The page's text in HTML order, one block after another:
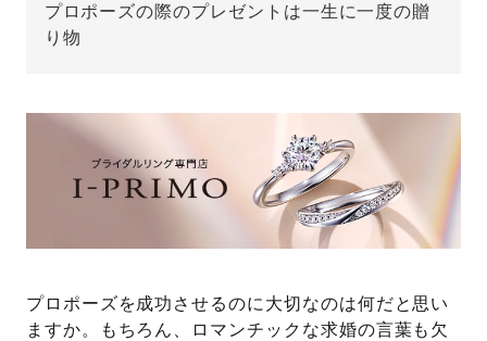
プロポーズの際のプレゼントは一生に一度の贈
り物
プロポーズを成功させるのに大切なのは何だと思い
ますか。もちろん、ロマンチックな求婚の言葉も欠
プロポーズシチュエーション診断
プロポーズプラン検索
プロポーズの方法
プレゼント
場所 I-PRIMO公式オンラインショップ